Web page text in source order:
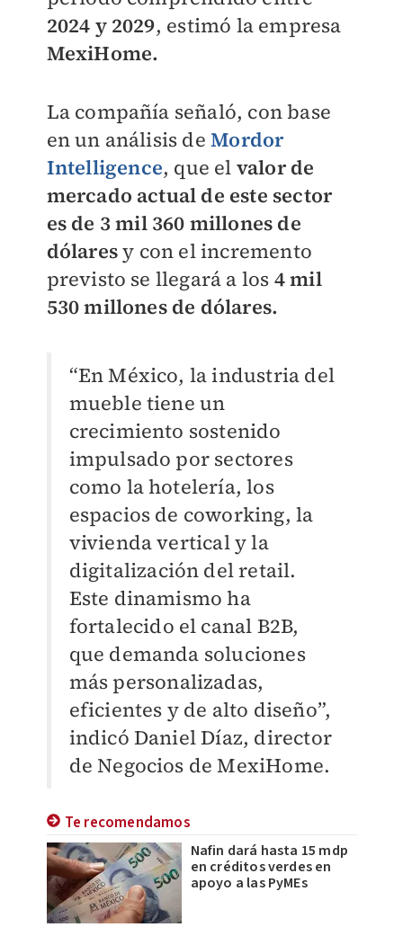
2024 y 2029, estimó la empresa
MexiHome.
La compañía señaló, con base
en un análisis deMordor
Intelligence, que el valor de
mercado actual de este sector
es de 3 mil 360 millones de
dólaresy con el incremento
previsto se llegará a los 4 mil
530 millones de dólares.
“En México, la industria del
mueble tiene un
crecimiento sostenido
impulsado por sectores
como la hotelería, los
espacios de coworking, la
vivienda vertical y la
digitalización del retail.
Este dinamismo ha
fortalecido el canal B2B,
que demanda soluciones
más personalizadas,
eficientes y de alto diseño”,
indicó Daniel Díaz, director
de Negocios de MexiHome.
Te recomendamos
Nafin dará hasta 15 mdp
en créditos verdes en
apoyo a las PyMEs